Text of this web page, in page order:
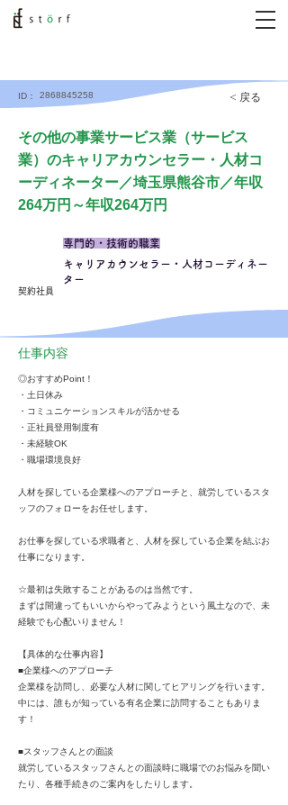
ID： 2868845258 < 戻る
その他の事業サービス業（サービス
業）のキャリアカウンセラー・人材コ
ーディネーター／埼玉県熊谷市／年収
264万円～年収264万円
契約社員
専門的・技術的職業
キャリアカウンセラー・人材コーディネー
ター
仕事内容
◎おすすめPoint！
・土日休み
・コミュニケーションスキルが活かせる
・正社員登用制度有
・未経験OK
・職場環境良好
人材を探している企業様へのアプローチと、就労しているスタ
ッフのフォローをお任せします。
お仕事を探している求職者と、人材を探している企業を結ぶお
仕事になります。
☆最初は失敗することがあるのは当然です。
まずは間違ってもいいからやってみようという風土なので、未
経験でも心配いりません！
【具体的な仕事内容】
■企業様へのアプローチ
企業様を訪問し、必要な人材に関してヒアリングを行います。
中には、誰もが知っている有名企業に訪問することもありま
す！
■スタッフさんとの面談
就労しているスタッフさんとの面談時に職場でのお悩みを聞い
たり、各種手続きのご案内をしたりします。